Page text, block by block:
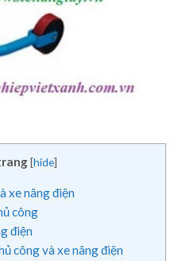
[hide]
xe nâng điện
công
điện
công và xe nâng điện